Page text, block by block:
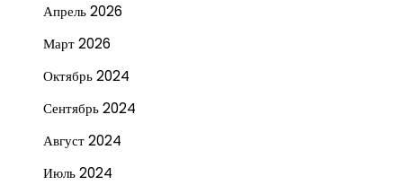
Апрель 2026
Март 2026
Октябрь 2024
Сентябрь 2024
Август 2024
Июль 2024